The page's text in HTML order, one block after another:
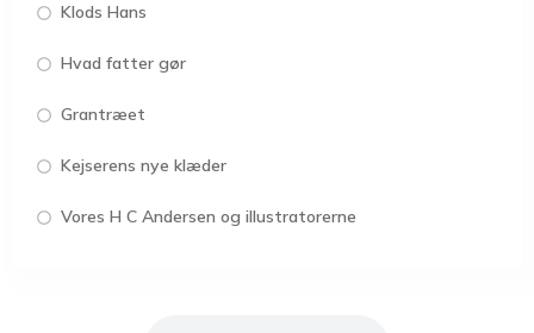
Klods Hans
Hvad fatter gør
Grantræet
Kejserens nye klæder
Vores H C Andersen og illustratorerne